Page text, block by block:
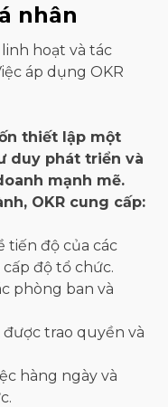
nhân
hoạt và tác
áp dụng OKR
thiết lập một
duy phát triển và
mạnh mẽ.
OKR cung cấp:
tiến độ của các
độ tổ chức.
phòng ban và
được trao quyền và
hàng ngày và